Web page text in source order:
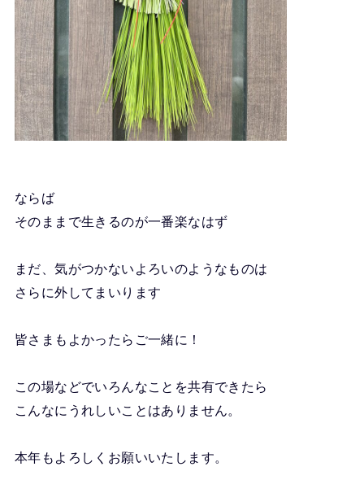
ならば
そのままで生きるのが一番楽なはず
まだ、気がつかないよろいのようなものは
さらに外してまいります
皆さまもよかったらご一緒に！
この場などでいろんなことを共有できたら
こんなにうれしいことはありません。
本年もよろしくお願いいたします。